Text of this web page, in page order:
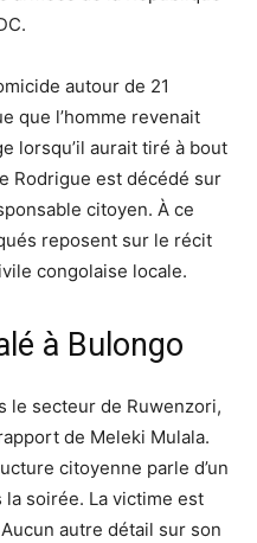
autour de 21
que l’homme revenait
lorsqu’il aurait tiré à bout
Rodrigue est décédé sur
citoyen. À ce
reposent sur le récit
congolaise locale.
à Bulongo
le secteur de Ruwenzori,
de Meleki Mulala.
citoyenne parle d’un
la soirée. La victime est
autre détail sur son